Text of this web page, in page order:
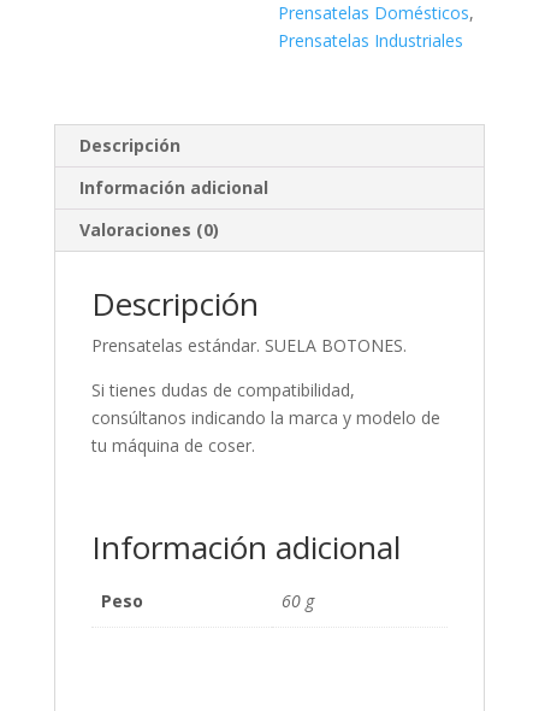
Prensatelas Domésticos,
Prensatelas Industriales
Descripción
Información adicional
Valoraciones (0)
Descripción
Prensatelas estándar. SUELA BOTONES.
Si tienes dudas de compatibilidad,
consúltanos indicando la marca y modelo de
tu máquina de coser.
Información adicional
Peso 60 g